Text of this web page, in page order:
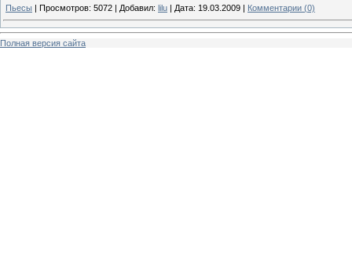
Пьесы Просмотров: 5072 Добавил: lilu Дата: 19.03.2009 Комментарии (0)
Полная версия сайта